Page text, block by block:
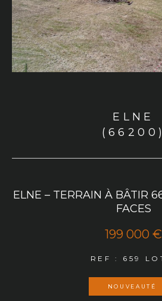
ELNE
(66200)
ELNE – TERRAIN À BÂTIR
FACES
199 000 €
REF : 659
NOUVEAUTÉ